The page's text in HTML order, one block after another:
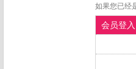
如果您已经
会员登入